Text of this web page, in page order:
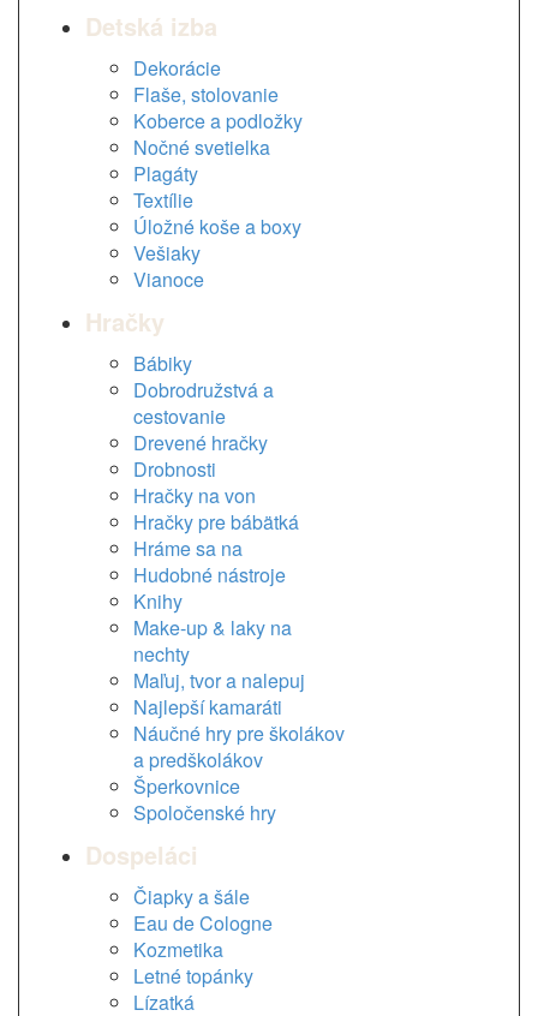
Detská izba
Dekorácie
Flaše, stolovanie
Koberce a podložky
Nočné svetielka
Plagáty
Textílie
Úložné koše a boxy
Vešiaky
Vianoce
Hračky
Bábiky
Dobrodružstvá a
cestovanie
Drevené hračky
Drobnosti
Hračky na von
Hračky pre bábätká
Hráme sa na
Hudobné nástroje
Knihy
Make-up & laky na
nechty
Maľuj, tvor a nalepuj
Najlepší kamaráti
Náučné hry pre školákov
a predškolákov
Šperkovnice
Spoločenské hry
Dospeláci
Čiapky a šále
Eau de Cologne
Kozmetika
Letné topánky
Lízatká